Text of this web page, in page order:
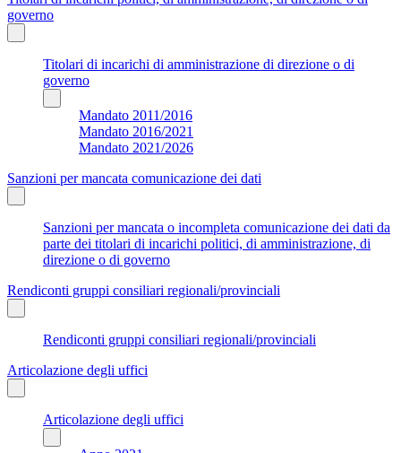
governo
Titolari di incarichi di amministrazione di direzione o di
governo
Mandato 2011/2016
Mandato 2016/2021
Mandato 2021/2026
Sanzioni per mancata comunicazione dei dati
Sanzioni per mancata o incompleta comunicazione dei dati da
parte dei titolari di incarichi politici, di amministrazione, di
direzione o di governo
Rendiconti gruppi consiliari regionali/provinciali
Rendiconti gruppi consiliari regionali/provinciali
Articolazione degli uffici
Articolazione degli uffici